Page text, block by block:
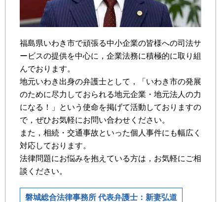
福島県いわき市で頑張る中小企業の皆様への司法サ
ービスの提供を中心に，企業法務に積極的に取り組
んでおります。
地元いわき出身の弁護士として，「いわき市の発展
のために尽力しておられる地元企業・地元法人の力
になる！」という使命を掲げて活動しておりますの
で，ぜひお気軽にお問い合わせください。
また，相続・交通事故といった個人事件にも幅広く
対応しております。
法律問題にお悩みを抱えている方は，お気軽にご相
談ください。
磐城総合法律事務所 代表弁護士：新妻弘道